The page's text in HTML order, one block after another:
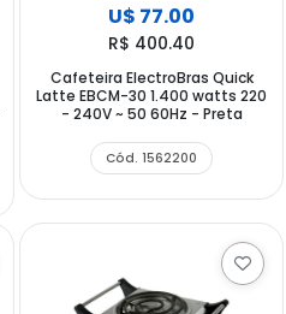
U$ 77.00
R$ 400.40
Cafeteira ElectroBras Quick
Latte EBCM-30 1.400 watts 220
- 240V ~ 50 60Hz - Preta
Cód. 1562200